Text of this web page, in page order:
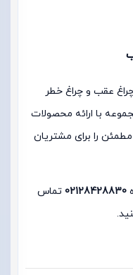
چراغ عقب و چراغ خطر
با ارائه محصولات
را برای مشتریان
02128428830 تماس